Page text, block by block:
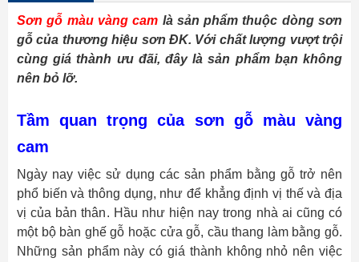
Sơn gỗ màu vàng cam là sản phẩm thuộc dòng sơn
gỗ của thương hiệu sơn ĐK. Với chất lượng vượt trội
cùng giá thành ưu đãi, đây là sản phẩm bạn không
nên bỏ lỡ.
Tầm quan trọng của sơn gỗ màu vàng
cam
Ngày nay việc sử dụng các sản phẩm bằng gỗ trở nên
phổ biến và thông dụng, như để khẳng định vị thế và địa
vị của bản thân. Hầu như hiện nay trong nhà ai cũng có
một bộ bàn ghế gỗ hoặc cửa gỗ, cầu thang làm bằng gỗ.
Những sản phẩm này có giá thành không nhỏ nên việc